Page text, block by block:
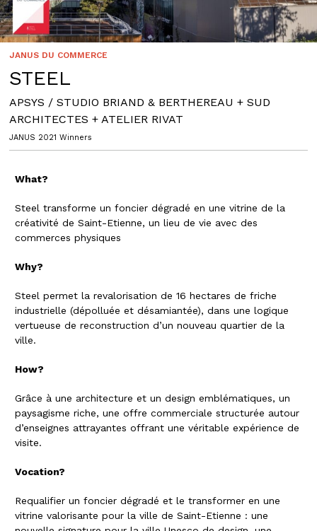
JANUS DU COMMERCE
STEEL
APSYS / STUDIO BRIAND & BERTHEREAU + SUD
ARCHITECTES + ATELIER RIVAT
JANUS 2021 Winners
What?
Steel transforme un foncier dégradé en une vitrine de la
créativité de Saint-Etienne, un lieu de vie avec des
commerces physiques
Why?
Steel permet la revalorisation de 16 hectares de friche
industrielle (dépolluée et désamiantée), dans une logique
vertueuse de reconstruction d’un nouveau quartier de la
ville.
How?
Grâce à une architecture et un design emblématiques, un
paysagisme riche, une offre commerciale structurée autour
d’enseignes attrayantes offrant une véritable expérience de
visite.
Vocation?
Requalifier un foncier dégradé et le transformer en une
vitrine valorisante pour la ville de Saint-Etienne : une